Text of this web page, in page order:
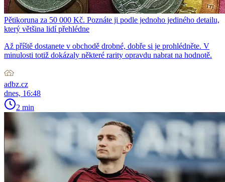
Pětikoruna za 50 000 Kč. Poznáte ji podle jednoho jediného detailu,
který většina lidí přehlédne
Až příště dostanete v obchodě drobné, dobře si je prohlédněte. V
minulosti totiž dokázaly některé rarity opravdu nabrat na hodnotě.
adbz.cz
dnes, 16:48
2 min